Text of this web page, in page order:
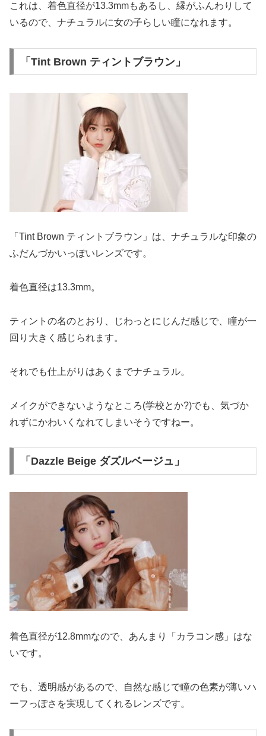
これは、着色直径が13.3mmもあるし、縁がふんわりして
いるので、ナチュラルに女の子らしい瞳になれます。
「Tint Brown ティントブラウン」
「Tint Brown ティントブラウン」は、ナチュラルな印象の
ふだんづかいっぽいレンズです。
着色直径は13.3mm。
ティントの名のとおり、じわっとにじんだ感じで、瞳が一
回り大きく感じられます。
それでも仕上がりはあくまでナチュラル。
メイクができないようなところ(学校とか?)でも、気づか
れずにかわいくなれてしまいそうですねー。
「Dazzle Beige ダズルベージュ」
着色直径が12.8mmなので、あんまり「カラコン感」はな
いです。
でも、透明感があるので、自然な感じで瞳の色素が薄いハ
ーフっぽさを実現してくれるレンズです。